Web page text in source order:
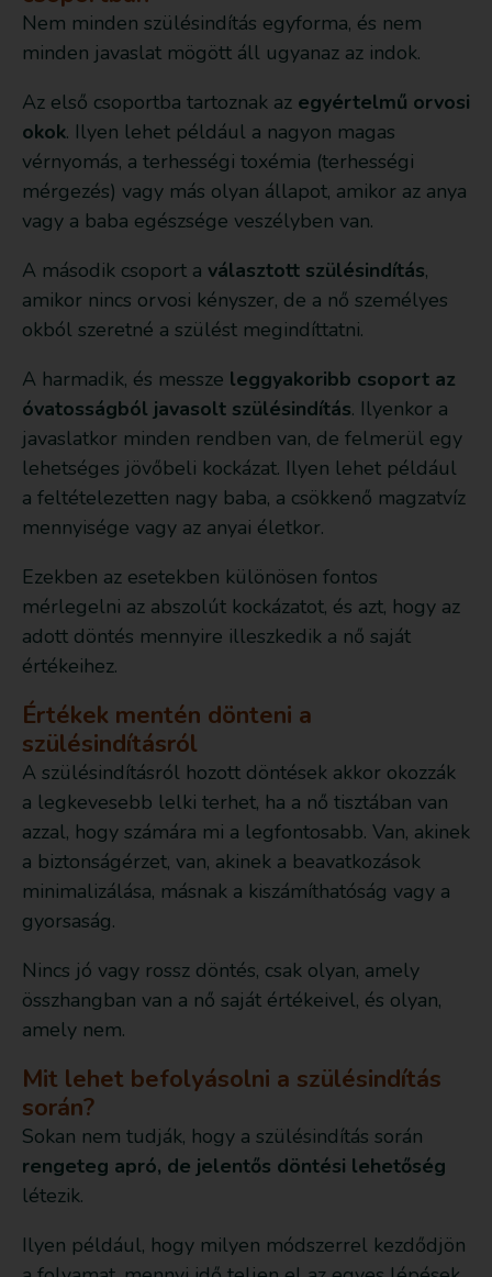
Nem minden szülésindítás egyforma, és nem
minden javaslat mögött áll ugyanaz az indok.
Az első csoportba tartoznak az egyértelmű orvosi
okok. Ilyen lehet például a nagyon magas
vérnyomás, a terhességi toxémia (terhességi
mérgezés) vagy más olyan állapot, amikor az anya
vagy a baba egészsége veszélyben van.
A második csoport a választott szülésindítás,
amikor nincs orvosi kényszer, de a nő személyes
okból szeretné a szülést megindíttatni.
A harmadik, és messze leggyakoribb csoport az
óvatosságból javasolt szülésindítás. Ilyenkor a
javaslatkor minden rendben van, de felmerül egy
lehetséges jövőbeli kockázat. Ilyen lehet például
a feltételezetten nagy baba, a csökkenő magzatvíz
mennyisége vagy az anyai életkor.
Ezekben az esetekben különösen fontos
mérlegelni az abszolút kockázatot, és azt, hogy az
adott döntés mennyire illeszkedik a nő saját
értékeihez.
Értékek mentén dönteni a
szülésindításról
A szülésindításról hozott döntések akkor okozzák
a legkevesebb lelki terhet, ha a nő tisztában van
azzal, hogy számára mi a legfontosabb. Van, akinek
a biztonságérzet, van, akinek a beavatkozások
minimalizálása, másnak a kiszámíthatóság vagy a
gyorsaság.
Nincs jó vagy rossz döntés, csak olyan, amely
összhangban van a nő saját értékeivel, és olyan,
amely nem.
Mit lehet befolyásolni a szülésindítás
során?
Sokan nem tudják, hogy a szülésindítás során
rengeteg apró, de jelentős döntési lehetőség
létezik.
Ilyen például, hogy milyen módszerrel kezdődjön